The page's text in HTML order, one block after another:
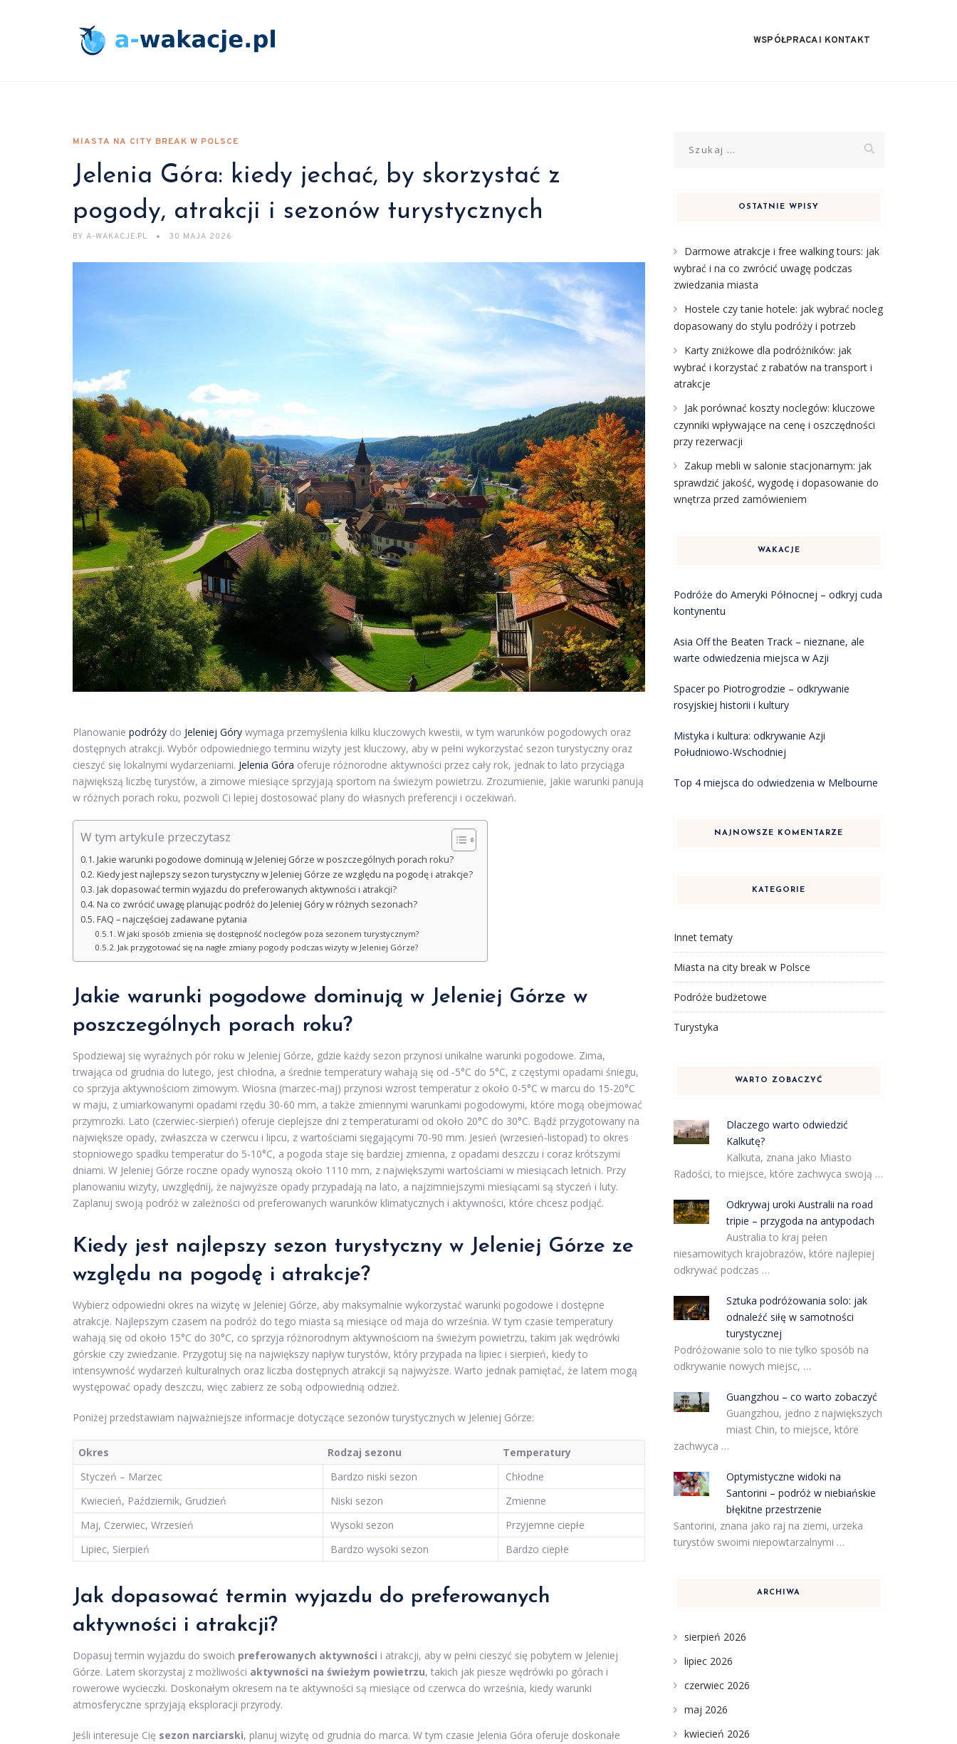
WSPÓŁPRACA I KONTAKT
MIASTA NA CITY BREAK W POLSCE
Jelenia Góra: kiedy jechać, by skorzystać z
pogody, atrakcji i sezonów turystycznych
BY A-WAKACJE.PL 30 MAJA 2026
Planowanie podróży do Jeleniej Góry wymaga przemyślenia kilku kluczowych kwestii, w tym warunków pogodowych oraz
dostępnych atrakcji. Wybór odpowiedniego terminu wizyty jest kluczowy, aby w pełni wykorzystać sezon turystyczny oraz
cieszyć się lokalnymi wydarzeniami. Jelenia Góra oferuje różnorodne aktywności przez cały rok, jednak to lato przyciąga
największą liczbę turystów, a zimowe miesiące sprzyjają sportom na świeżym powietrzu. Zrozumienie, jakie warunki panują
w różnych porach roku, pozwoli Ci lepiej dostosować plany do własnych preferencji i oczekiwań.
W tym artykule przeczytasz
Jakie warunki pogodowe dominują w Jeleniej Górze w poszczególnych porach roku?
Kiedy jest najlepszy sezon turystyczny w Jeleniej Górze ze względu na pogodę i atrakcje?
Jak dopasować termin wyjazdu do preferowanych aktywności i atrakcji?
Na co zwrócić uwagę planując podróż do Jeleniej Góry w różnych sezonach?
FAQ – najczęściej zadawane pytania
W jaki sposób zmienia się dostępność noclegów poza sezonem turystycznym?
Jak przygotować się na nagłe zmiany pogody podczas wizyty w Jeleniej Górze?
Jakie warunki pogodowe dominują w Jeleniej Górze w
poszczególnych porach roku?
Spodziewaj się wyraźnych pór roku w Jeleniej Górze, gdzie każdy sezon przynosi unikalne warunki pogodowe. Zima,
trwająca od grudnia do lutego, jest chłodna, a średnie temperatury wahają się od -5°C do 5°C, z częstymi opadami śniegu,
co sprzyja aktywnościom zimowym. Wiosna (marzec-maj) przynosi wzrost temperatur z około 0-5°C w marcu do 15-20°C
w maju, z umiarkowanymi opadami rzędu 30-60 mm, a także zmiennymi warunkami pogodowymi, które mogą obejmować
przymrozki. Lato (czerwiec-sierpień) oferuje cieplejsze dni z temperaturami od około 20°C do 30°C. Bądź przygotowany na
największe opady, zwłaszcza w czerwcu i lipcu, z wartościami sięgającymi 70-90 mm. Jesień (wrzesień-listopad) to okres
stopniowego spadku temperatur do 5-10°C, a pogoda staje się bardziej zmienna, z opadami deszczu i coraz krótszymi
dniami. W Jeleniej Górze roczne opady wynoszą około 1110 mm, z największymi wartościami w miesiącach letnich. Przy
planowaniu wizyty, uwzględnij, że najwyższe opady przypadają na lato, a najzimniejszymi miesiącami są styczeń i luty.
Zaplanuj swoją podróż w zależności od preferowanych warunków klimatycznych i aktywności, które chcesz podjąć.
Kiedy jest najlepszy sezon turystyczny w Jeleniej Górze ze
względu na pogodę i atrakcje?
Wybierz odpowiedni okres na wizytę w Jeleniej Górze, aby maksymalnie wykorzystać warunki pogodowe i dostępne
atrakcje. Najlepszym czasem na podróż do tego miasta są miesiące od maja do września. W tym czasie temperatury
wahają się od około 15°C do 30°C, co sprzyja różnorodnym aktywnościom na świeżym powietrzu, takim jak wędrówki
górskie czy zwiedzanie. Przygotuj się na największy napływ turystów, który przypada na lipiec i sierpień, kiedy to
intensywność wydarzeń kulturalnych oraz liczba dostępnych atrakcji są najwyższe. Warto jednak pamiętać, że latem mogą
występować opady deszczu, więc zabierz ze sobą odpowiednią odzież.
Poniżej przedstawiam najważniejsze informacje dotyczące sezonów turystycznych w Jeleniej Górze:
Okres Rodzaj sezonu
Temperatury
Styczeń – Marzec
Bardzo niski sezon
Chłodne
Kwiecień, Październik, Grudzień
Niski sezon
Zmienne
Maj, Czerwiec, Wrzesień
Wysoki sezon
Przyjemne ciepłe
Lipiec, Sierpień
Bardzo wysoki sezon Bardzo ciepłe
Jak dopasować termin wyjazdu do preferowanych
aktywności i atrakcji?
Dopasuj termin wyjazdu do swoich preferowanych aktywności i atrakcji, aby w pełni cieszyć się pobytem w Jeleniej
Górze. Latem skorzystaj z możliwości aktywności na świeżym powietrzu, takich jak piesze wędrówki po górach i
rowerowe wycieczki. Doskonałym okresem na te aktywności są miesiące od czerwca do września, kiedy warunki
atmosferyczne sprzyjają eksploracji przyrody.
Jeśli interesuje Cię sezon narciarski, planuj wizytę od grudnia do marca. W tym czasie Jelenia Góra oferuje doskonałe
OSTATNIE WPISY
Darmowe atrakcje i free walking tours: jak
wybrać i na co zwrócić uwagę podczas
zwiedzania miasta
Hostele czy tanie hotele: jak wybrać nocleg
dopasowany do stylu podróży i potrzeb
Karty zniżkowe dla podróżników: jak
wybrać i korzystać z rabatów na transport i
atrakcje
Jak porównać koszty noclegów: kluczowe
czynniki wpływające na cenę i oszczędności
przy rezerwacji
Zakup mebli w salonie stacjonarnym: jak
sprawdzić jakość, wygodę i dopasowanie do
wnętrza przed zamówieniem
WAKACJE
Podróże do Ameryki Północnej – odkryj cuda
kontynentu
Asia Off the Beaten Track – nieznane, ale
warte odwiedzenia miejsca w Azji
Spacer po Piotrogrodzie – odkrywanie
rosyjskiej historii i kultury
Mistyka i kultura: odkrywanie Azji
Południowo-Wschodniej
Top 4 miejsca do odwiedzenia w Melbourne
NAJNOWSZE KOMENTARZE
KATEGORIE
Innet tematy
Miasta na city break w Polsce
Podróże budżetowe
Turystyka
WARTO ZOBACZYĆ
Dlaczego warto odwiedzić
Kalkutę?
Kalkuta, znana jako Miasto
Radości, to miejsce, które zachwyca swoją …
Odkrywaj uroki Australii na road
tripie – przygoda na antypodach
Australia to kraj pełen
niesamowitych krajobrazów, które najlepiej
odkrywać podczas …
Sztuka podróżowania solo: jak
odnaleźć siłę w samotności
turystycznej
Podróżowanie solo to nie tylko sposób na
odkrywanie nowych miejsc, …
Guangzhou – co warto zobaczyć
Guangzhou, jedno z największych
miast Chin, to miejsce, które
zachwyca …
Optymistyczne widoki na
Santorini – podróż w niebiańskie
błękitne przestrzenie
Santorini, znana jako raj na ziemi, urzeka
turystów swoimi niepowtarzalnymi …
ARCHIWA
sierpień 2026
lipiec 2026
czerwiec 2026
maj 2026
kwiecień 2026